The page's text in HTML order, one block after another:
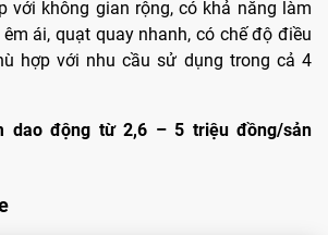
với không gian rộng, có khả năng làm
ái, quạt quay nhanh, có chế độ điều
hợp với nhu cầu sử dụng trong cả 4
dao động từ 2,6 – 5 triệu đồng/sản